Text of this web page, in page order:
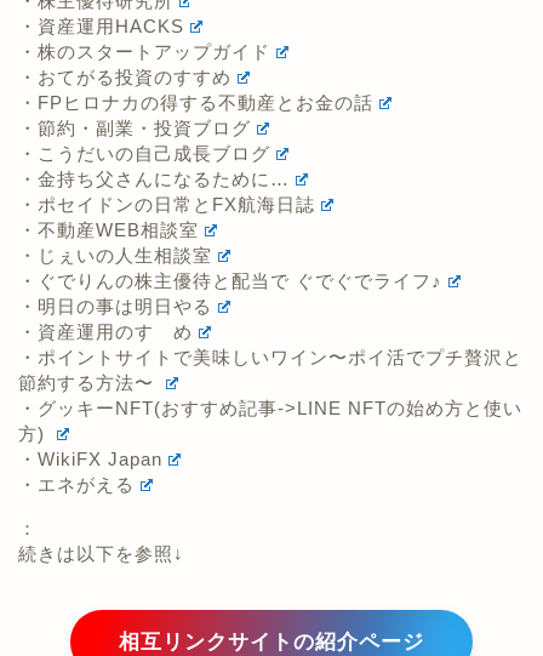
・資産運用HACKS
・株のスタートアップガイド
・おてがる投資のすすめ
・FPヒロナカの得する不動産とお金の話
・節約・副業・投資ブログ
・こうだいの自己成長ブログ
・金持ち父さんになるために…
・ポセイドンの日常とFX航海日誌
・不動産WEB相談室
・じぇいの人生相談室
・ぐでりんの株主優待と配当で ぐでぐでライフ♪
・明日の事は明日やる
・資産運用のすゝめ
・ポイントサイトで美味しいワイン〜ポイ活でプチ贅沢と
節約する方法〜
・グッキーNFT(おすすめ記事->LINE NFTの始め方と使い
方)
・WikiFX Japan
・エネがえる
：
続きは以下を参照↓
相互リンクサイトの紹介ページ